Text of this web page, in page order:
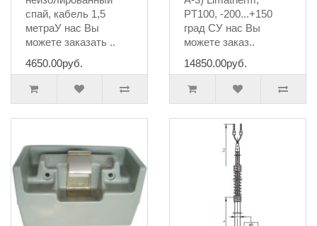
спай, кабель 1,5
метраУ нас Вы
можете заказать ..
4650.00руб.
PT100, -200...+150
град СУ нас Вы
можете заказ..
14850.00руб.